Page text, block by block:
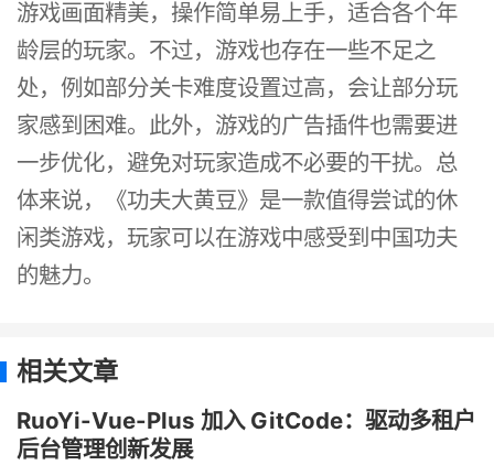
游戏画面精美，操作简单易上手，适合各个年
龄层的玩家。不过，游戏也存在一些不足之
处，例如部分关卡难度设置过高，会让部分玩
家感到困难。此外，游戏的广告插件也需要进
一步优化，避免对玩家造成不必要的干扰。总
体来说，《功夫大黄豆》是一款值得尝试的休
闲类游戏，玩家可以在游戏中感受到中国功夫
的魅力。
相关文章
RuoYi-Vue-Plus 加入 GitCode：驱动多租户
后台管理创新发展